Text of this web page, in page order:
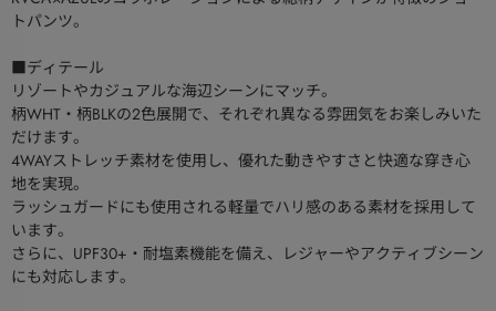
トパンツ。
■ディテール
リゾートやカジュアルな海辺シーンにマッチ。
柄WHT・柄BLKの2色展開で、それぞれ異なる雰囲気をお楽しみいた
だけます。
4WAYストレッチ素材を使用し、優れた動きやすさと快適な穿き心
地を実現。
ラッシュガードにも使用される軽量でハリ感のある素材を採用して
います。
さらに、UPF30+・耐塩素機能を備え、レジャーやアクティブシーン
にも対応します。